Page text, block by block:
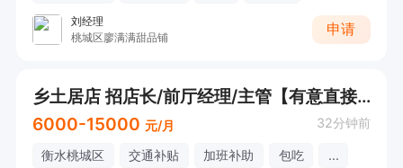
刘经理
桃城区廖满满甜品铺
申请
乡土居店 招店长/前厅经理/主管【有意直接打电话】
6000-15000 元/月 32分钟前
衡水桃城区 交通补贴 加班补助 包吃 ...